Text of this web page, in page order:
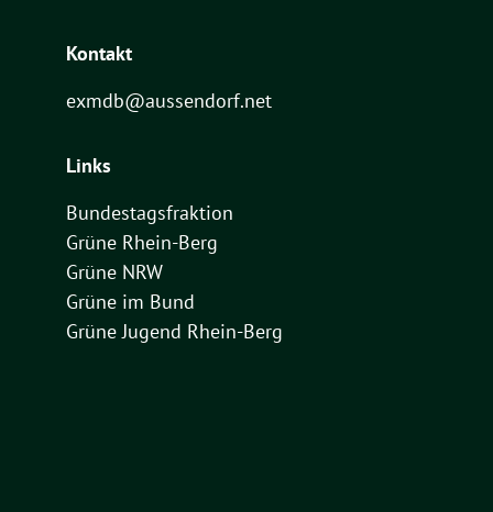
Kontakt
exmdb@aussendorf.net
Links
Bundestagsfraktion
Grüne Rhein-Berg
Grüne NRW
Grüne im Bund
Grüne Jugend Rhein-Berg